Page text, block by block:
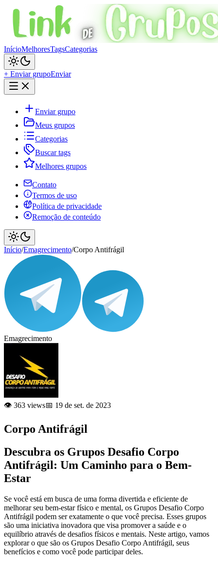
InícioMelhoresTagsCategorias
+ Enviar grupoEnviar
Enviar grupo
Meus grupos
Categorias
Buscar tags
Melhores grupos
Contato
Termos de uso
Política de privacidade
Remoção de conteúdo
Início/Emagrecimento/Corpo Antifrágil
Emagrecimento
👁️ 363 views📅 19 de set. de 2023
Corpo Antifrágil
Descubra os Grupos Desafio Corpo
Antifrágil: Um Caminho para o Bem-
Estar
Se você está em busca de uma forma divertida e eficiente de
melhorar seu bem-estar físico e mental, os Grupos Desafio Corpo
Antifrágil podem ser exatamente o que você precisa. Esses grupos
são uma iniciativa inovadora que visa promover a saúde e o
equilíbrio através de desafios físicos e mentais. Neste artigo, vamos
explorar o que são os Grupos Desafio Corpo Antifrágil, seus
benefícios e como você pode participar deles.